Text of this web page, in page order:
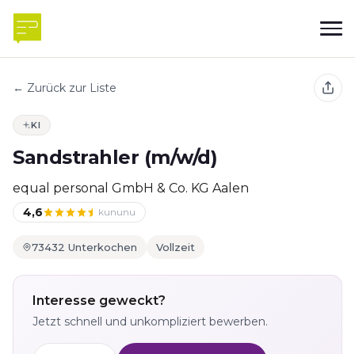
← Zurück zur Liste
KI
Sandstrahler (m/w/d)
equal personal GmbH & Co. KG Aalen
4,6 kununu
73432 Unterkochen Vollzeit
Interesse geweckt?
Jetzt schnell und unkompliziert bewerben.